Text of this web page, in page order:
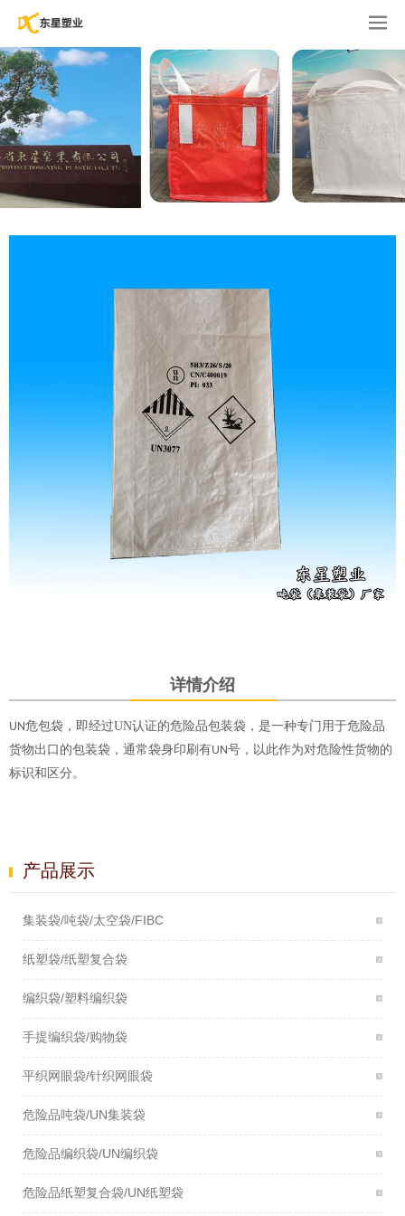
详情介绍
UN危包袋，即经过UN认证的危险品包装袋 ，是一种专门用于危险品
货物出口的包装袋，通常袋身印刷有UN号，以此作为对危险性货物的
标识和区分。
产品展示
集装袋/吨袋/太空袋/FIBC
纸塑袋/纸塑复合袋
编织袋/塑料编织袋
手提编织袋/购物袋
平织网眼袋/针织网眼袋
危险品吨袋/UN集装袋
危险品编织袋/UN编织袋
危险品纸塑复合袋/UN纸塑袋